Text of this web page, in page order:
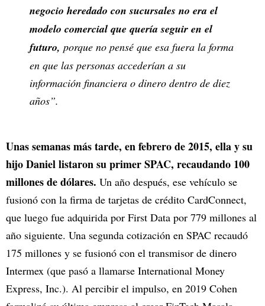
negocio heredado con sucursales no era el
modelo comercial que quería seguir en el
futuro, porque no pensé que esa fuera la forma
en que las personas accederían a su
información financiera o dinero dentro de diez
años”.
Unas semanas más tarde, en febrero de 2015, ella y su
hijo Daniel listaron su primer SPAC, recaudando 100
millones de dólares. Un año después, ese vehículo se
fusionó con la firma de tarjetas de crédito CardConnect,
que luego fue adquirida por First Data por 779 millones al
año siguiente. Una segunda cotización en SPAC recaudó
175 millones y se fusionó con el transmisor de dinero
Intermex (que pasó a llamarse International Money
Express, Inc.). Al percibir el impulso, en 2019 Cohen